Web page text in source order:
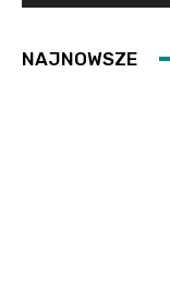
NAJNOWSZE